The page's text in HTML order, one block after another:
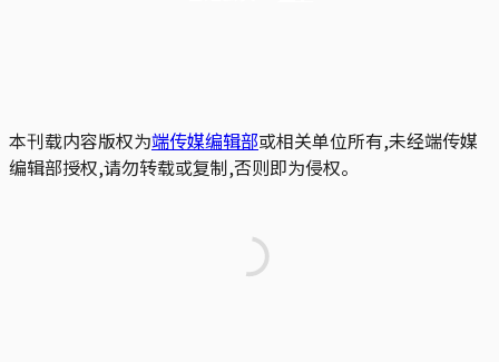
本刊载内容版权为端传媒编辑部或相关单位所有,未经端传媒
编辑部授权,请勿转载或复制,否则即为侵权。